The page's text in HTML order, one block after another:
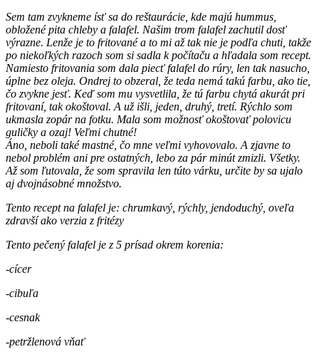
Sem tam zvykneme ísť sa do reštaurácie, kde majú hummus,
obložené pita chleby a falafel. Našim trom falafel zachutil dosť
výrazne. Lenže je to fritované a to mi až tak nie je podľa chuti, takže
po niekoľkých razoch som si sadla k počítaču a hľadala som recept.
Namiesto fritovania som dala piecť falafel do rúry, len tak nasucho,
úplne bez oleja. Ondrej to obzeral, že teda nemá takú farbu, ako tie,
čo zvykne jesť. Keď som mu vysvetlila, že tú farbu chytá akurát pri
fritovaní, tak okoštoval. A už išli, jeden, druhý, tretí. Rýchlo som
ukmasla zopár na fotku. Mala som možnosť okoštovať polovicu
guličky a ozaj! Veľmi chutné!
Áno, neboli také mastné, čo mne veľmi vyhovovalo. A zjavne to
nebol problém ani pre ostatných, lebo za pár minút zmizli. Všetky.
Až som ľutovala, že som spravila len túto várku, určite by sa ujalo
aj dvojnásobné množstvo.
Tento recept na falafel je: chrumkavý, rýchly, jendoduchý, oveľa
zdravší ako verzia z fritézy
Tento pečený falafel je z 5 prísad okrem korenia:
-cícer
-cibuľa
-cesnak
-petržlenová vňať